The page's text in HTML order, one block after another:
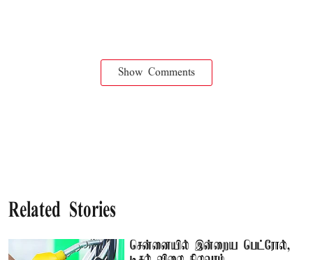
Show Comments
Related Stories
சென்னையில் இன்றைய பெட்ரோல்,